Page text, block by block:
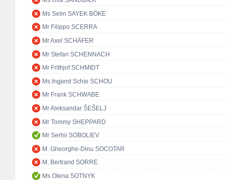
Ms Selin SAYEK BÖKE
Mr Filippo SCERRA
Mr Axel SCHÄFER
Mr Stefan SCHENNACH
Mr Frithjof SCHMIDT
Ms Ingjerd Schie SCHOU
Mr Frank SCHWABE
Mr Aleksandar ŠEŠELJ
Mr Tommy SHEPPARD
Mr Serhii SOBOLIEV
M. Gheorghe-Dinu SOCOTAR
M. Bertrand SORRE
Ms Olena SOTNYK